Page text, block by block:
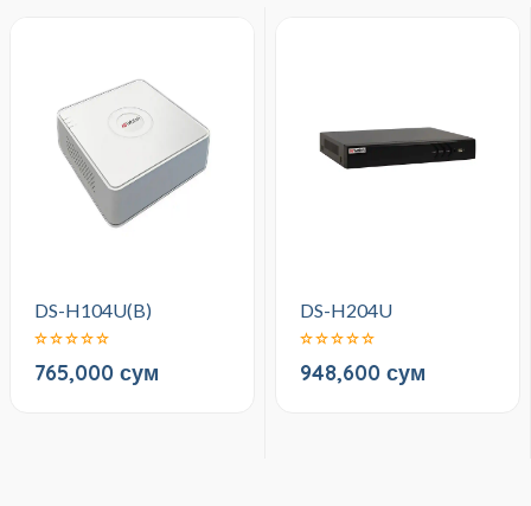
DS-H104U(B)
765,000 сум
DS-H204U
948,600 сум